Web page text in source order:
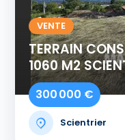
VENTE
TERRAIN
1060 M2
300 000 €
Scientrier